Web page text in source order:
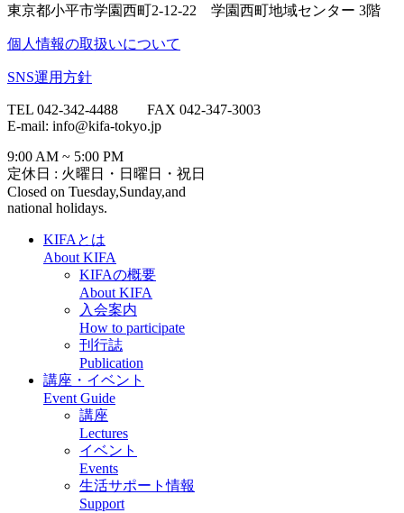
東京都小平市学園西町2-12-22 学園西町地域センター 3階
個人情報の取扱いについて
SNS運用方針
TEL 042-342-4488 FAX 042-347-3003
E-mail: info@kifa-tokyo.jp
9:00 AM ~ 5:00 PM
定休日 : 火曜日・日曜日・祝日
Closed on Tuesday,Sunday,and
national holidays.
KIFAとは
About KIFA
KIFAの概要
About KIFA
入会案内
How to participate
刊行誌
Publication
講座・イベント
Event Guide
講座
Lectures
イベント
Events
生活サポート情報
Support